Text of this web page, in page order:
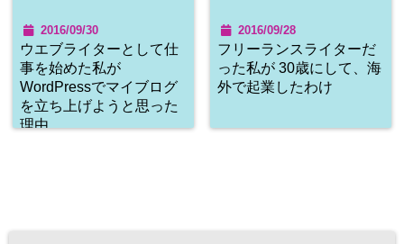
2016/09/30
ウエブライターとして仕
事を始めた私が
WordPressでマイブログ
を立ち上げようと思った
理由
2016/09/28
フリーランスライターだ
った私が 30歳にして、海
外で起業したわけ